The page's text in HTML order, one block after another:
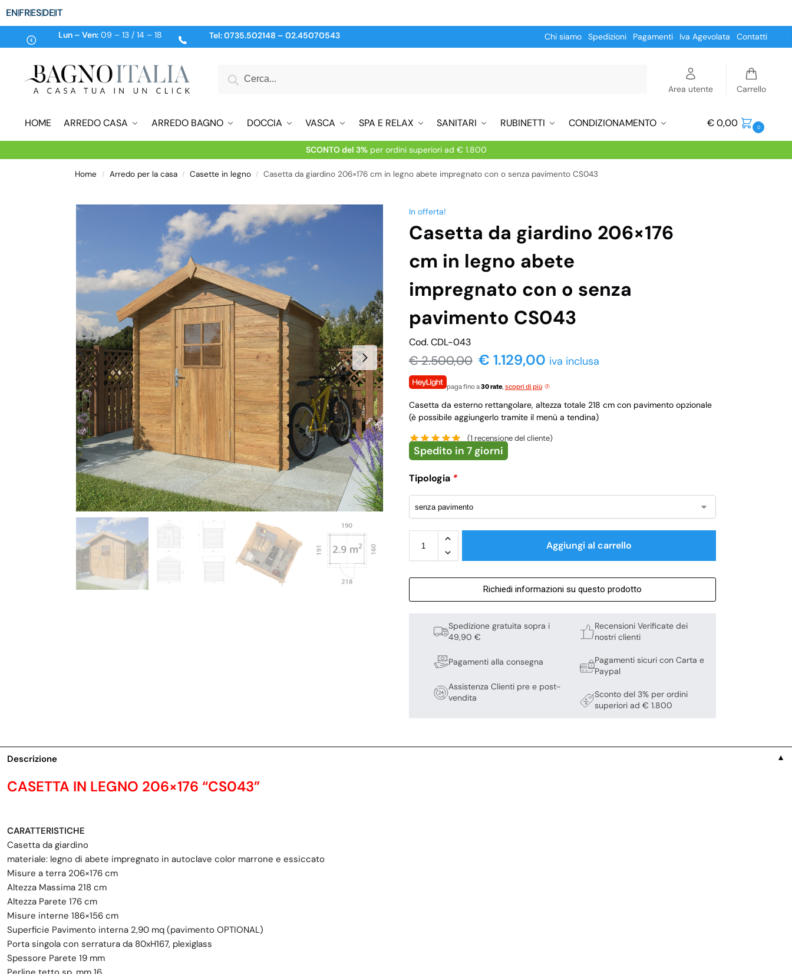
ENFRESDEIT
Lun – Ven:09 – 13 / 14 – 18 Tel:0735.502148 – 02.45070543 Chi siamo Spedizioni Pagamenti Iva Agevolata Contatti
Area utente Carrello
HOME ARREDO CASA ARREDO BAGNO DOCCIA VASCA SPA E RELAX SANITARI RUBINETTI CONDIZIONAMENTO €0,00 0
SCONTO del 3%per ordini superiori ad € 1.800
Home / Arredo per la casa / Casette in legno / Casetta da giardino 206×176 cm in legno abete impregnato con o senza pavimento CS043
In offerta!
Casetta da giardino 206×176
cm in legno abete
impregnato con o senza
pavimento CS043
Cod. CDL-043
€2.500,00 € 1.129,00 iva inclusa
paga fino a30 rate, scopri di più
Casetta da esterno rettangolare, altezza totale 218 cm con pavimento opzionale
(è possibile aggiungerlo tramite il menù a tendina)
(1 recensione del cliente)
Spedito in 7 giorni
Tipologia *
Aggiungi al carrello
Richiedi informazioni su questo prodotto
Spedizione gratuita sopra i
49,90 €
Pagamenti alla consegna
Assistenza Clienti pre e post-
vendita
Recensioni Verificate dei
nostri clienti
Pagamenti sicuri con Carta e
Paypal
Sconto del 3% per ordini
superiori ad € 1.800
Descrizione ▼
CASETTA IN LEGNO 206×176 “CS043”
CARATTERISTICHE
Casetta da giardino
materiale: legno di abete impregnato in autoclave color marrone e essiccato
Misure a terra 206×176 cm
Altezza Massima 218 cm
Altezza Parete 176 cm
Misure interne 186×156 cm
Superficie Pavimento interna 2,90 mq (pavimento OPTIONAL)
Porta singola con serratura da 80xH167, plexiglass
Spessore Parete 19 mm